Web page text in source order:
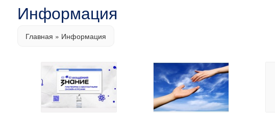
Информация
Главная » Информация